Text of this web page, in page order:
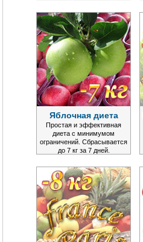
Яблочная диета
Простая и эффективная
диета с минимумом
ограничений. Сбрасывается
до 7 кг за 7 дней.